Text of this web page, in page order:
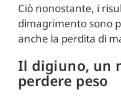
Ciò nonostante, i
dimagrimento sono
anche la perdita di
Il digiuno, un
perdere peso